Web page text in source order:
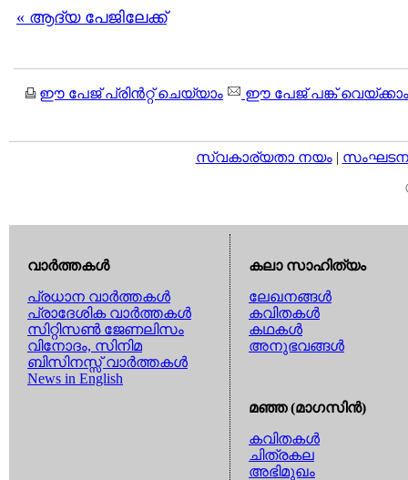
« ആദ്യ പേജിലേക്ക്
ഈ പേജ് പ്രിന്‍റ്റ് ചെയ്യാം ഈ പേജ് പങ്ക് വെയ്ക്കാം
സ്വകാര്യതാ നയം|
വാര്‍ത്തകള്‍
പ്രധാന വാര്‍ത്തകള്‍
പ്രാദേശിക വാര്‍ത്തകള്‍
സിറ്റിസണ്‍ ജേണലിസം
വിനോദം, സിനിമ
ബിസിനസ്സ് വാര്‍ത്തകള്‍
News in English
കലാ സാഹിത്യം
ലേഖനങ്ങള്‍
കവിതകള്‍
കഥകള്‍
അനുഭവങ്ങള്‍
മഞ്ഞ (മാഗസിന്‍)
കവിതകള്‍
ചിത്രകല
അഭിമുഖം